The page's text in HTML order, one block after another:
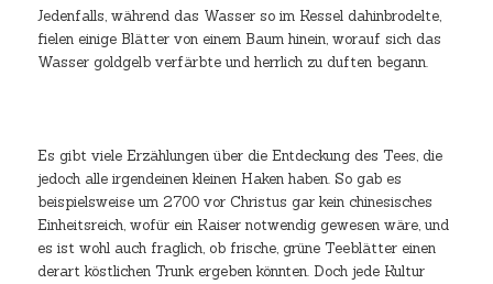
Jedenfalls, während das Wasser so im Kessel dahinbrodelte,
fielen einige Blätter von einem Baum hinein, worauf sich das
Wasser goldgelb verfärbte und herrlich zu duften begann.
Es gibt viele Erzählungen über die Entdeckung des Tees, die
jedoch alle irgendeinen kleinen Haken haben. So gab es
beispielsweise um 2700 vor Christus gar kein chinesisches
Einheitsreich, wofür ein Kaiser notwendig gewesen wäre, und
es ist wohl auch fraglich, ob frische, grüne Teeblätter einen
derart köstlichen Trunk ergeben könnten. Doch jede Kultur